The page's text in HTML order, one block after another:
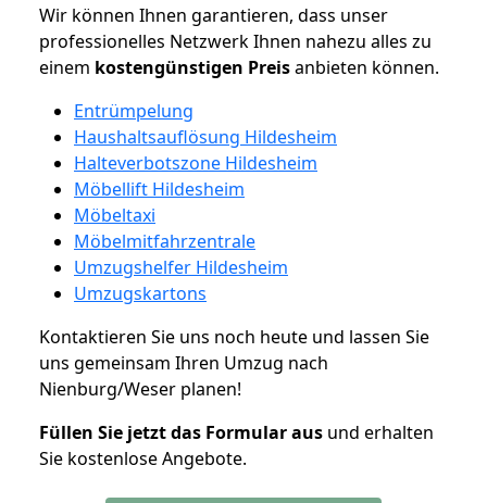
Wir können Ihnen garantieren, dass unser
professionelles Netzwerk Ihnen nahezu alles zu
einem kostengünstigen Preisanbieten können.
Entrümpelung
Haushaltsauflösung Hildesheim
Halteverbotszone Hildesheim
Möbellift Hildesheim
Möbeltaxi
Möbelmitfahrzentrale
Umzugshelfer Hildesheim
Umzugskartons
Kontaktieren Sie uns noch heute und lassen Sie
uns gemeinsam Ihren Umzug nach
Nienburg/Weser planen!
Füllen Sie jetzt das Formular aus und erhalten
Sie kostenlose Angebote.